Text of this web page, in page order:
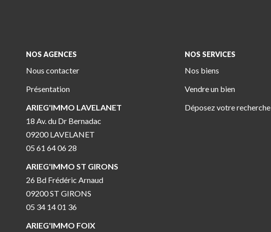
NOS AGENCES
Nous contacter
Présentation
ARIEG'IMMO LAVELANET
18 Av. du Dr Bernadac
09200 LAVELANET
05 61 64 06 28
ARIEG'IMMO ST GIRONS
26 Bd Frédéric Arnaud
09200 ST GIRONS
05 34 14 01 36
ARIEG'IMMO FOIX
NOS SERVICES
Nos biens
Vendre un bien
Déposez votre recherche